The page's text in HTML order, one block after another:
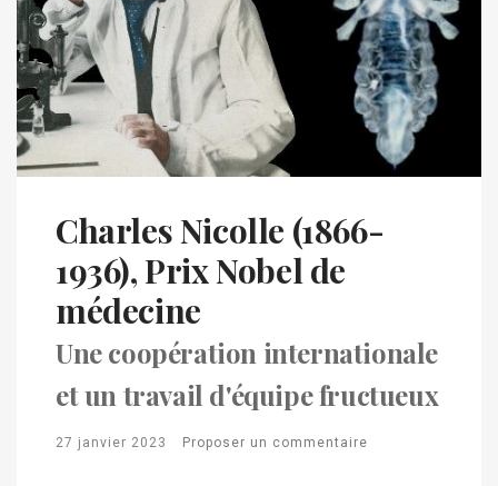
Charles Nicolle (1866-
1936), Prix Nobel de
médecine
Une coopération internationale
et un travail d'équipe fructueux
27 janvier 2023 Proposer un commentaire